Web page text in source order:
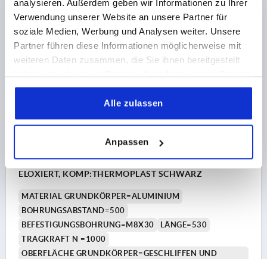
analysieren. Außerdem geben wir Informationen zu Ihrer
Verwendung unserer Website an unsere Partner für
soziale Medien, Werbung und Analysen weiter. Unsere
Partner führen diese Informationen möglicherweise mit
weiteren Daten zusammen, die Sie ihnen bereitgestellt
gesammelt haben.
Alle zulassen
Anpassen
zzgl. MwSt.
zzgl. Versandkosten
DETAILS
K0221
ROHRGRIFF A=500, L=530, D=M08X30, H=55,5,
FORM:A, ALUMINIUM NATUR GESCHLIFFEN UND
ELOXIERT, KOMP:THERMOPLAST SCHWARZ
MATERIAL GRUNDKÖRPER=ALUMINIUM
BOHRUNGSABSTAND=500
BEFESTIGUNGSBOHRUNG=M8X30
LÄNGE=530
TRAGKRAFT N =1000
OBERFLÄCHE GRUNDKÖRPER=GESCHLIFFEN UND